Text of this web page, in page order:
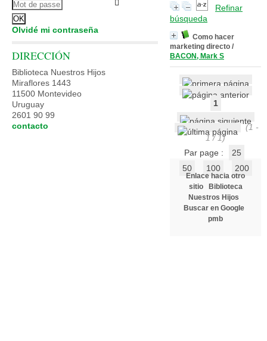
Refinar
búsqueda
Como hacer
marketing directo /
BACON, Mark S
1
(1 -
1 / 1)
Par page :
25
50
100 200
Enlace hacia otro
sitio
Biblioteca
Nuestros Hijos
Buscar en Google
pmb
Olvidé mi contraseña
DIRECCIÓN
Biblioteca Nuestros Hijos
Miraflores 1443
11500 Montevideo
Uruguay
2601 90 99
contacto